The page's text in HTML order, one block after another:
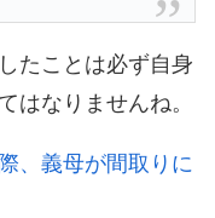
たことは必ず自身
はなりませんね。
、義母が間取りに